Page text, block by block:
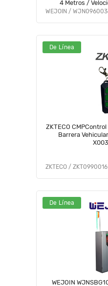
4 Metros /
De Línea
ZKTECO
Barrera
De Línea
WEJOIN